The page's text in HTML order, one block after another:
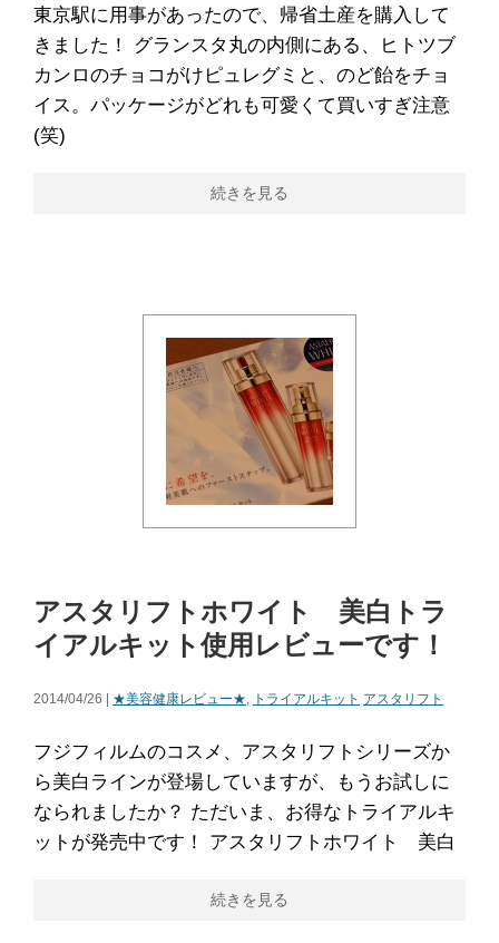
東京駅に用事があったので、帰省土産を購入して
きました！ グランスタ丸の内側にある、ヒトツブ
カンロのチョコがけピュレグミと、のど飴をチョ
イス。パッケージがどれも可愛くて買いすぎ注意
(笑)
続きを見る
アスタリフトホワイト 美白トラ
イアルキット使用レビューです！
2014/04/26 | ★美容健康レビュー★, トライアルキット アスタリフト
フジフィルムのコスメ、アスタリフトシリーズか
ら美白ラインが登場していますが、もうお試しに
なられましたか？ ただいま、お得なトライアルキ
ットが発売中です！ アスタリフトホワイト 美白
続きを見る